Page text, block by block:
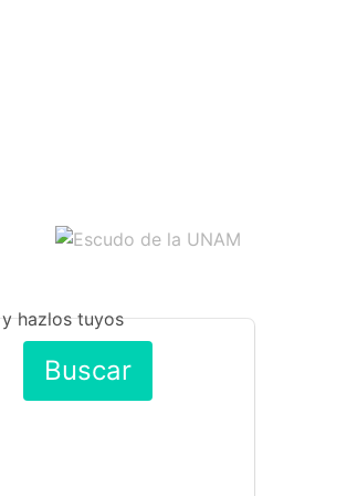
hazlos tuyos
Buscar